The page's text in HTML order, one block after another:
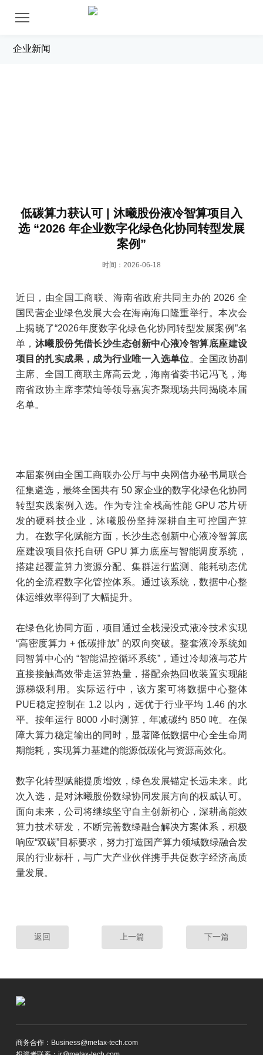
企业新闻
低碳算力获认可 | 沐曦股份液冷智算项目入
选 “2026 年企业数字化绿色化协同转型发展
案例”
时间：2026-06-18
近日，由全国工商联、海南省政府共同主办的 2026 全
国民营企业绿色发展大会在海南海口隆重举行。本次会
上揭晓了“2026年度数字化绿色化协同转型发展案例”名
单， 沐曦股份凭借长沙生态创新中心液冷智算底座建设
项目的扎实成果，成为行业唯一入选单位。全国政协副
主席、全国工商联主席高云龙，海南省委书记冯飞，海
南省政协主席李荣灿等领导嘉宾齐聚现场共同揭晓本届
名单。
本届案例由全国工商联办公厅与中央网信办秘书局联合
征集遴选，最终全国共有 50 家企业的数字化绿色化协同
转型实践案例入选。作为专注全栈高性能 GPU 芯片研
发的硬科技企业，沐曦股份坚持深耕自主可控国产算
力。在数字化赋能方面，长沙生态创新中心液冷智算底
座建设项目依托自研 GPU 算力底座与智能调度系统，
搭建起覆盖算力资源分配、集群运行监测、能耗动态优
化的全流程数字化管控体系。通过该系统，数据中心整
体运维效率得到了大幅提升。
在绿色化协同方面，项目通过全栈浸没式液冷技术实现
“高密度算力 + 低碳排放” 的双向突破。整套液冷系统如
同智算中心的 “智能温控循环系统”，通过冷却液与芯片
直接接触高效带走运算热量，搭配余热回收装置实现能
源梯级利用。实际运行中，该方案可将数据中心整体
PUE稳定控制在 1.2 以内，远优于行业平均 1.46 的水
平。按年运行 8000 小时测算，年减碳约 850 吨。在保
障大算力稳定输出的同时，显著降低数据中心全生命周
期能耗，实现算力基建的能源低碳化与资源高效化。
数字化转型赋能提质增效，绿色发展锚定长远未来。此
次入选，是对沐曦股份数绿协同发展方向的权威认可。
面向未来，公司将继续坚守自主创新初心，深耕高能效
算力技术研发，不断完善数绿融合解决方案体系，积极
响应“双碳”目标要求，努力打造国产算力领域数绿融合发
展的行业标杆，与广大产业伙伴携手共促数字经济高质
量发展。
返回 下一篇
上一篇
商务合作：Business@metax-tech.com